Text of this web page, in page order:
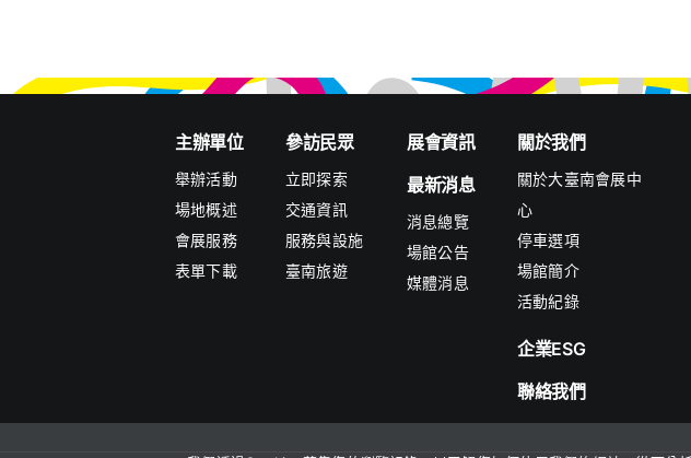
主辦單位
舉辦活動
場地概述
會展服務
表單下載
參訪民眾
立即探索
交通資訊
服務與設施
臺南旅遊
展會資訊
最新消息
消息總覽
場館公告
媒體消息
關於我們
關於大臺南會展中
心
停車選項
場館簡介
活動紀錄
企業ESG
聯絡我們